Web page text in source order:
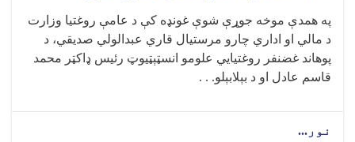
په همدې موخه جوړې شوې غونډه کې د عامې روغتیا وزارت
د مالي او اداري چارو مرستیال قاري عبدالولي صدیقي، د
پوهاند غضنفر روغتیايي علومو انسټېټیوټ رئیس ډاکټر محمد
قاسم عادل او د بېلابېلو. . .
نور...